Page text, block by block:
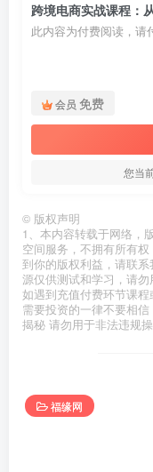
此内容为付费阅读，请
会员 免费
您当
© 版权声明
1、本内容转载于网络，
空间服务，不拥有所有
到你的版权利益，请联
源仅供测试和学习，请勿
如遇到充值付费环节课
需要投资的一律不要相
揭秘 请勿用于非法违规
福缘网